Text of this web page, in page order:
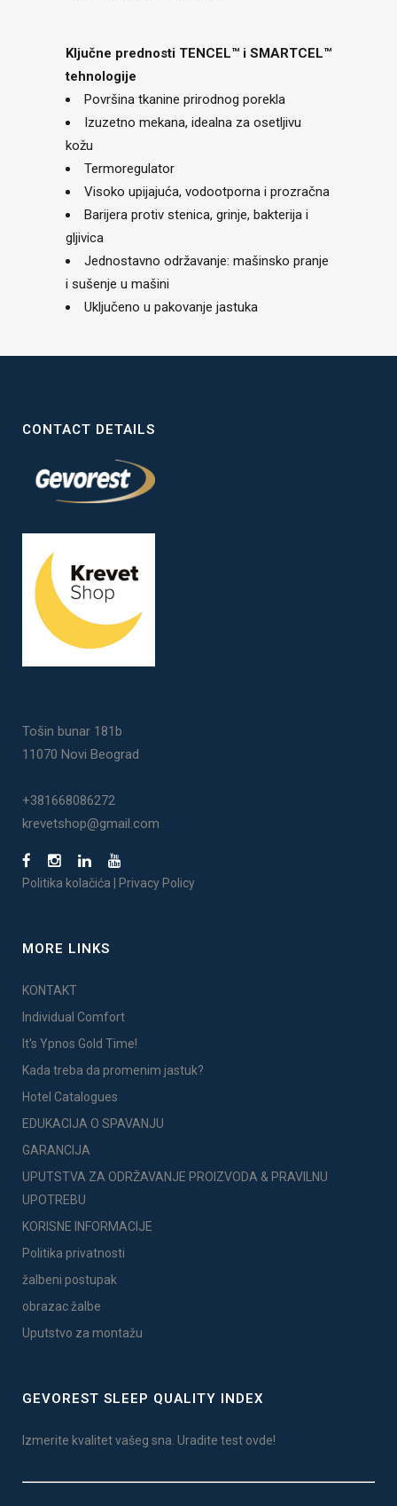
Ključne prednosti TENCEL™ i SMARTCEL™
tehnologije
Površina tkanine prirodnog porekla
Izuzetno mekana, idealna za osetljivu
kožu
Termoregulator
Visoko upijajuća, vodootporna i prozračna
Barijera protiv stenica, grinje, bakterija i
gljivica
Jednostavno održavanje: mašinsko pranje
i sušenje u mašini
Uključeno u pakovanje jastuka
CONTACT DETAILS
Tošin bunar 181b
11070 Novi Beograd
+381668086272
krevetshop@gmail.com
Politika kolačića Privacy Policy
MORE LINKS
KONTAKT
Individual Comfort
It's Ypnos Gold Time!
Kada treba da promenim jastuk?
Hotel Catalogues
EDUKACIJA O SPAVANJU
GARANCIJA
UPUTSTVA ZA ODRŽAVANJE PROIZVODA & PRAVILNU
UPOTREBU
KORISNE INFORMACIJE
Politika privatnosti
žalbeni postupak
obrazac žalbe
Uputstvo za montažu
GEVOREST SLEEP QUALITY INDEX
Izmerite kvalitet vašeg sna. Uradite test ovde!